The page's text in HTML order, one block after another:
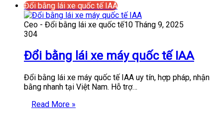
Đổi bằng lái xe quốc tế IAA
Ceo - Đổi bằng lái xe quốc tế10 Tháng 9, 2025
304
Đổi bằng lái xe máy quốc tế IAA
Đổi bằng lái xe máy quốc tế IAA uy tín, hợp pháp, nhận
bằng nhanh tại Việt Nam. Hỗ trợ…
Read More »